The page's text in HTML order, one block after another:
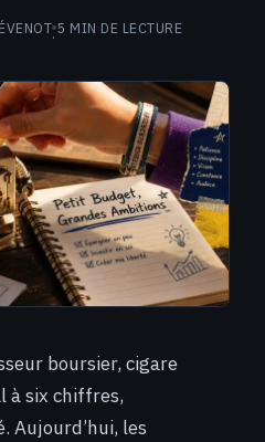
·5 MIN DE LECTURE
boursier, cigare
à six chiffres,
Aujourd’hui, les